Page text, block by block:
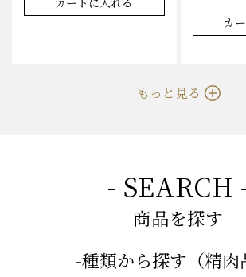
カ
もっと見る
- SEARCH
商品を探す
-種類から探す（精肉